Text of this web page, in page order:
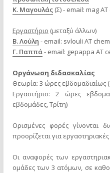
Κ. Μαγουλάς (Σ) - email: mag
Εργαστήριο (μεταξύ άλλων)
Β. Λούλη - email: svlouli AT
Γ. Παππά- email: gepappa AT
Οργάνωση διδασκαλίας
Θεωρία: 3 ώρες εβδομαδιαίως
Εργαστήριο: 2 ώρες
εβδομάδες, Τρίτη)
Ορισμένες φορές γίνονται
προορίζεται για
Οι αναφορές των
ομάδες των 3 ατόμων, σε